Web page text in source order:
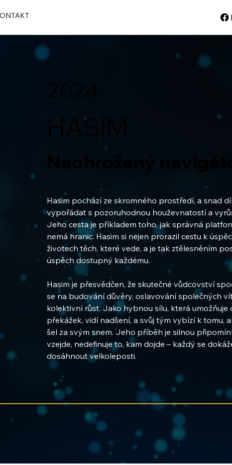
HASIM
Neohrožený
Hasim pochází ze skromného prostředí, a snad
vypořádat s pozoruhodnou houževnatostí a
Jeho cesta je příkladem toho, jak správná
nemá hranic. Hasim si nejen prorazil cestu k
životech těch, které vede, a je tak ztělesněním
úspěch dostupný každému.
Hasim je přesvědčen, že skutečné vůdcovství
se na budování důvěry, oslavování společných
kolektivní růst. Jako hybnou sílu, která
překážek, vidí nadšení, a svůj tým vybízí k tomu,
šel za svým snem. Jeho příběh je silnou
vzejde, nedefinuje to, kam dojde – každý se
dosáhnout velkoleposti.